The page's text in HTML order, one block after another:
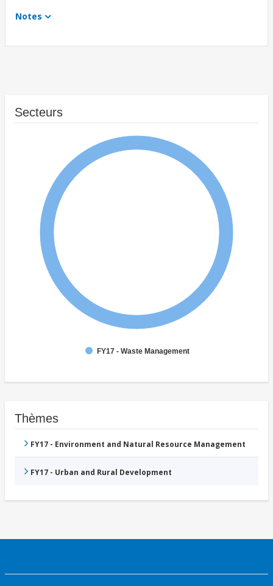
Notes
Secteurs
FY17 - Waste Management
Thèmes
FY17 - Environment and Natural Resource Management
FY17 - Urban and Rural Development